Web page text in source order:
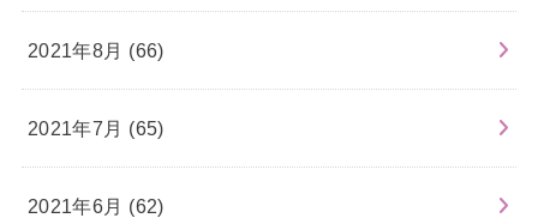
2021年8月 (66)
2021年7月 (65)
2021年6月 (62)